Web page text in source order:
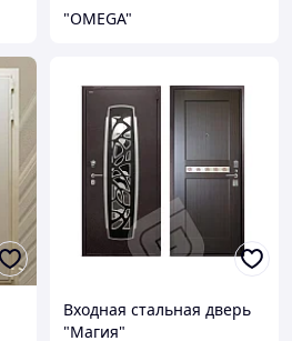
"OMEGA"
Входная стальная дверь
"Магия"